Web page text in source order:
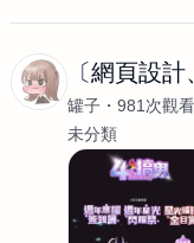
〔網頁設計
罐子 981次觀看
未分類